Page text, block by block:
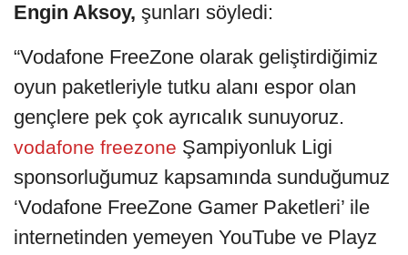
Engin Aksoy, şunları söyledi:
“Vodafone FreeZone olarak geliştirdiğimiz
oyun paketleriyle tutku alanı espor olan
gençlere pek çok ayrıcalık sunuyoruz.
vodafone freezone Şampiyonluk Ligi
sponsorluğumuz kapsamında sunduğumuz
‘Vodafone FreeZone Gamer Paketleri’ ile
internetinden yemeyen YouTube ve Playz